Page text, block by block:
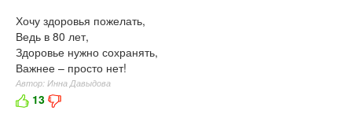
Хочу здоровья пожелать,
Ведь в 80 лет,
Здоровье нужно сохранять,
Важнее – просто нет!
Автор: Инна Давыдова
13